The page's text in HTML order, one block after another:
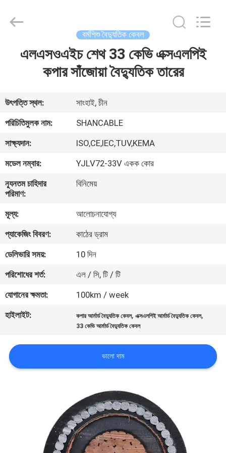
ভিডিও
VR
প্রদর্শন
আমাদের
সম্পর্কে
কারখানা
ভ্রমণ
মান
নিয়ন্ত্রণ
আমাদের
সাথে
(Group)
Reserved.
বর্মশিশু বৈদ্যুতিক কেবল
এলএসওএইচ শেথ 33 কেভি এক্সএলপিই
কপার সাঁজোয়া বৈদ্যুতিক তারের
উৎপত্তি স্থল:
সাংহাই, চীন
পরিচিতিমুলক নাম:
SHANCABLE
সাক্ষ্যদান:
ISO,CE,IEC,TUV,KEMA
মডেল নম্বার:
YJLV72-33V একক কোর
ন্যূনতম চাহিদার
পরিমাণ:
বিনিমেয়
মূল্য:
আলোচনাযোগ্য
প্যাকেজিং বিবরণ:
কাঠের ড্রাম
ডেলিভারি সময়:
10 দিন
পরিশোধের শর্ত:
এল / সি, টি / টি
যোগানের ক্ষমতা:
100km / week
হাইলাইট:
কপার আর্মার্ড বৈদ্যুতিক কেবল,এক্সএলপিই আর্মার্ড বৈদ্যুতিক কেবল,
33 কেভি আর্মার্ড বৈদ্যুতিক কেবল
ভালো দাম